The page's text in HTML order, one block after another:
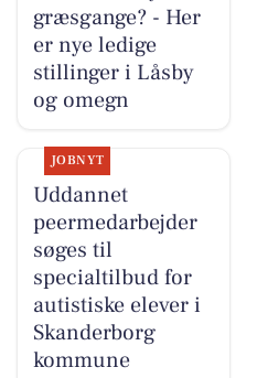
græsgange? - Her
er nye ledige
stillinger i Låsby
og omegn
JOBNYT
Uddannet
peermedarbejder
søges til
specialtilbud for
autistiske elever i
Skanderborg
kommune